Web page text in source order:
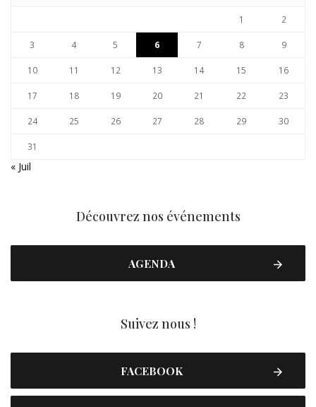
1 2
3 4 5 6 7 8 9
10 11 12 13 14 15 16
17 18 19 20 21 22 23
24 25 26 27 28 29 30
31
« Juil
Découvrez nos événements
AGENDA
Suivez nous !
FACEBOOK